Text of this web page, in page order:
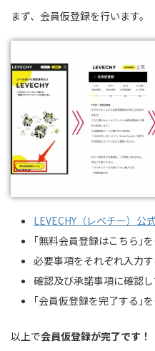
まず、会員仮登録を行います。
LEVECHY（レベチー）公
｢無料会員登録はこちら｣
必要事項をそれぞれ入力す
確認及び承諾事項に確認
｢会員仮登録を完了する｣
以上で会員仮登録が完了です！